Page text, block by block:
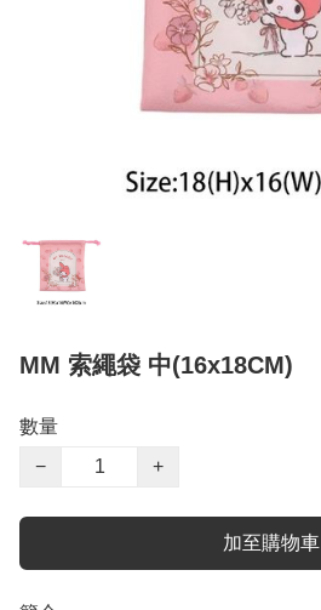
MM 索繩袋 中(16x18CM)
數量
−
+
加至購物車